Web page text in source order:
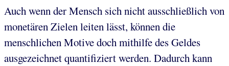
Auch wenn der Mensch sich nicht ausschließlich von
monetären Zielen leiten lässt, können die
menschlichen Motive doch mithilfe des Geldes
ausgezeichnet quantifiziert werden. Dadurch kann